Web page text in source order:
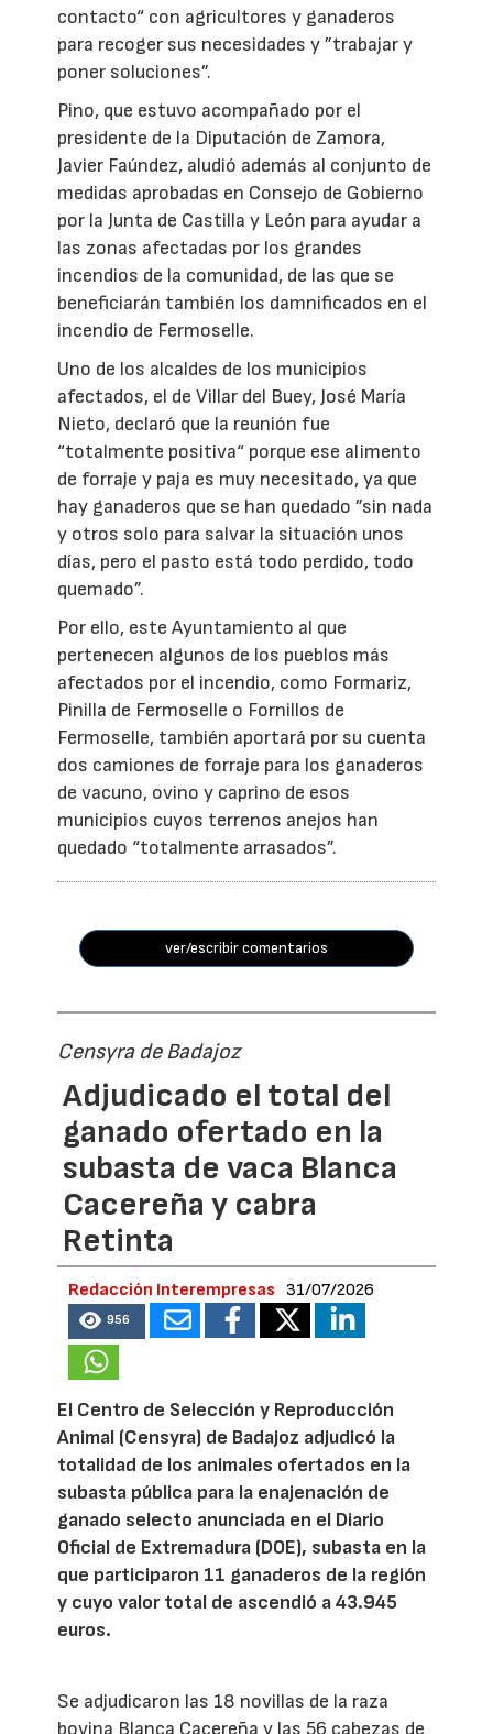
contacto“ con agricultores y ganaderos
para recoger sus necesidades y ”trabajar y
poner soluciones”.
Pino, que estuvo acompañado por el
presidente de la Diputación de Zamora,
Javier Faúndez, aludió además al conjunto de
medidas aprobadas en Consejo de Gobierno
por la Junta de Castilla y León para ayudar a
las zonas afectadas por los grandes
incendios de la comunidad, de las que se
beneficiarán también los damnificados en el
incendio de Fermoselle.
Uno de los alcaldes de los municipios
afectados, el de Villar del Buey, José María
Nieto, declaró que la reunión fue
“totalmente positiva“ porque ese alimento
de forraje y paja es muy necesitado, ya que
hay ganaderos que se han quedado ”sin nada
y otros solo para salvar la situación unos
días, pero el pasto está todo perdido, todo
quemado”.
Por ello, este Ayuntamiento al que
pertenecen algunos de los pueblos más
afectados por el incendio, como Formariz,
Pinilla de Fermoselle o Fornillos de
Fermoselle, también aportará por su cuenta
dos camiones de forraje para los ganaderos
de vacuno, ovino y caprino de esos
municipios cuyos terrenos anejos han
quedado “totalmente arrasados”.
ver/escribir comentarios
Censyra de Badajoz
Adjudicado el total del
ganado ofertado en la
subasta de vaca Blanca
Cacereña y cabra
Retinta
Redacción Interempresas 31/07/2026
956
El Centro de Selección y Reproducción
Animal (Censyra) de Badajoz adjudicó la
totalidad de los animales ofertados en la
subasta pública para la enajenación de
ganado selecto anunciada en el Diario
Oficial de Extremadura (DOE), subasta en la
que participaron 11 ganaderos de la región
y cuyo valor total de ascendió a 43.945
euros.
Se adjudicaron las 18 novillas de la raza